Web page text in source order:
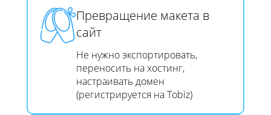
Превращение макета в
сайт​​​​​​​
Не нужно экспортировать,
переносить на хостинг,
настраивать домен
(регистрируется на Tobiz)